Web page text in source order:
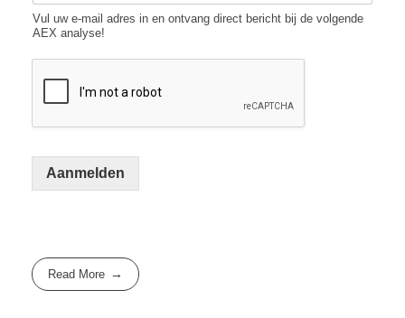
Vul uw e-mail adres in en ontvang direct bericht bij de volgende
AEX analyse!
Aanmelden
Read More